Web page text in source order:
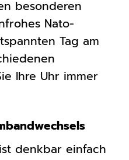
besonderen
Nato-
Tag am
Ihre Uhr immer
denkbar einfach